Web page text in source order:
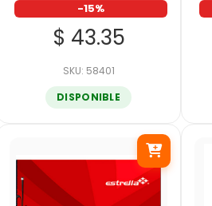
-15%
$ 43.35
SKU: 58401
DISPONIBLE